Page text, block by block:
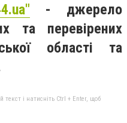
- джерело
та перевірених
області та
текст і натисніть Ctrl + Enter, щоб